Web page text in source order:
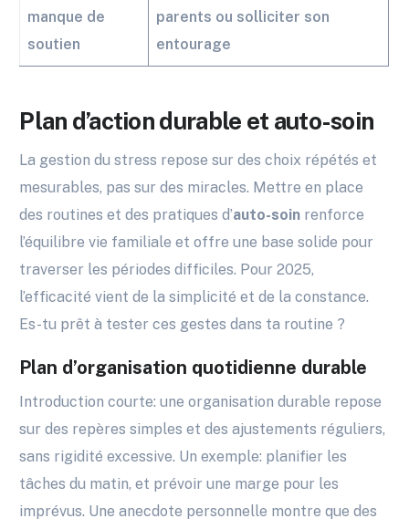
manque de
soutien
parents ou solliciter son
entourage
Plan d’action durable et auto-soin
La gestion du stress repose sur des choix répétés et
mesurables, pas sur des miracles. Mettre en place
des routines et des pratiques d’auto-soin renforce
l’équilibre vie familiale et offre une base solide pour
traverser les périodes difficiles. Pour 2025,
l’efficacité vient de la simplicité et de la constance.
Es-tu prêt à tester ces gestes dans ta routine ?
Plan d’organisation quotidienne durable
Introduction courte: une organisation durable repose
sur des repères simples et des ajustements réguliers,
sans rigidité excessive. Un exemple: planifier les
tâches du matin, et prévoir une marge pour les
imprévus. Une anecdote personnelle montre que des